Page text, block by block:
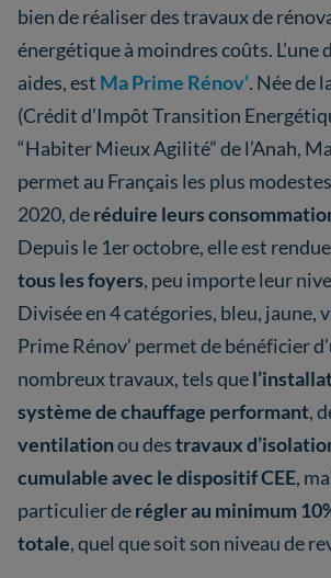
bien de réaliser des travaux de
énergétique à moindres coûts. L’une
aides, est Ma Prime Rénov’. Née de
(Crédit d’Impôt Transition
“Habiter Mieux Agilité” de l’Anah,
permet au Français les plus
2020, deréduire leurs
Depuis le 1er octobre, elle est rendue
tous les foyers, peu importe leur
Divisée en 4 catégories, bleu, jaune,
Prime Rénov’ permet de bénéficier
nombreux travaux, tels que
système de chauffage performant,
ventilationou destravaux
cumulable avec le dispositif CEE,
particulier derégler au minimum
totale, quel que soit son niveau de